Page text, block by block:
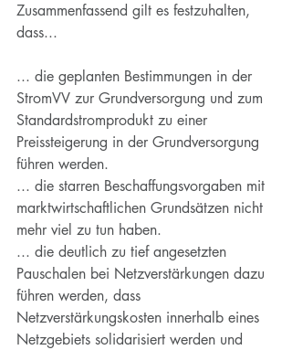
Zusammenfassend gilt es festzuhalten,
dass...
... die geplanten Bestimmungen in der
StromVV zur Grundversorgung und zum
Standardstromprodukt zu einer
Preissteigerung in der Grundversorgung
führen werden.
... die starren Beschaffungsvorgaben mit
marktwirtschaftlichen Grundsätzen nicht
mehr viel zu tun haben.
... die deutlich zu tief angesetzten
Pauschalen bei Netzverstärkungen dazu
führen werden, dass
Netzverstärkungskosten innerhalb eines
Netzgebiets solidarisiert werden und